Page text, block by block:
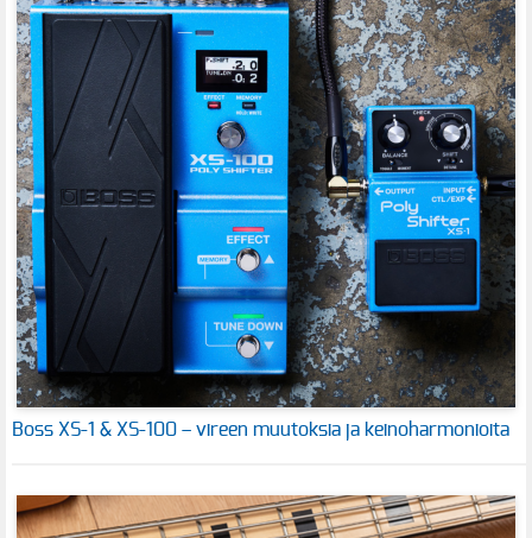
Boss XS-1 & XS-100 – vireen muutoksia ja keinoharmonioita